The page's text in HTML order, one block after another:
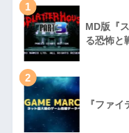
1
MD版『
る恐怖と
2
『ファイ